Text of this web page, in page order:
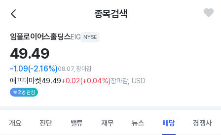
종목검색
임플로이어스홀딩스EIG NYSE
49.49
-1.09(-2.16%)08.07, 장마감
애프터마켓49.49+0.02(+0.04%)장마감, USD
2명 관심
개요 진단 밸류 재무 뉴스 배당 경쟁사